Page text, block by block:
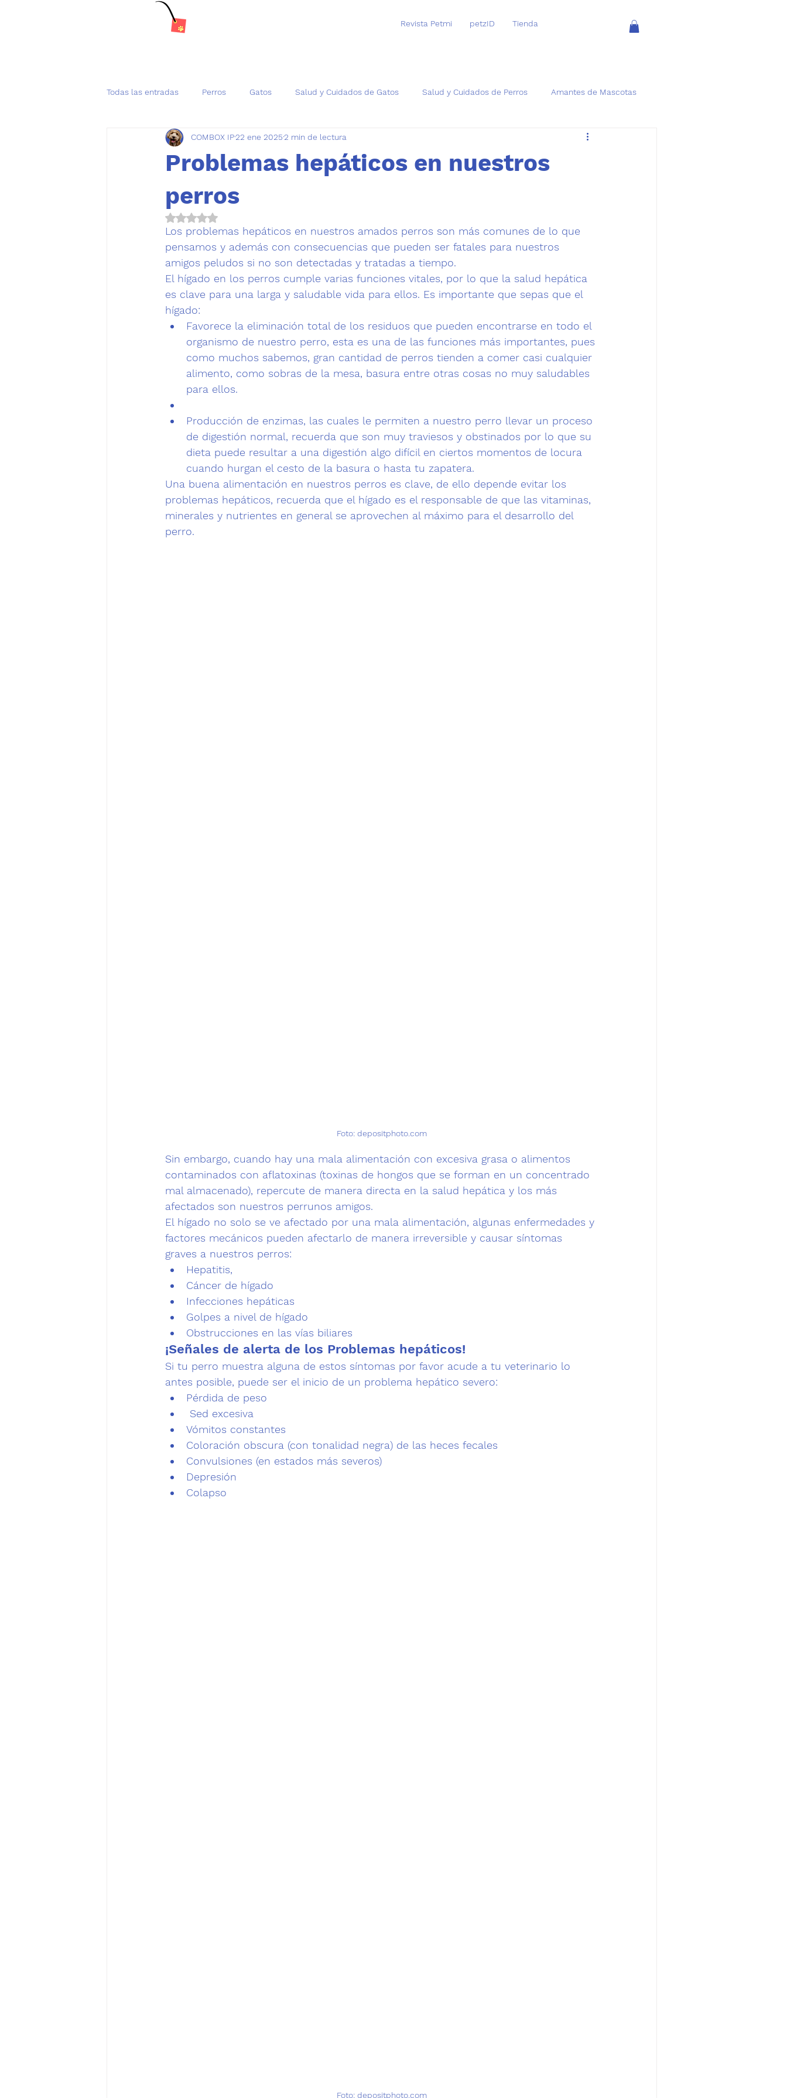
Revista Petmi petzID Tienda
Todas las entradas Perros Gatos Salud y Cuidados de Gatos Salud y Cuidados de Perros Amantes de Mascotas
Tenencia Responsable de mascotas
Problemas hepáticos en nuestros
perros
COMBOX IP22 ene 20252 min de lectura
Obtuvo NaN de 5 estrellas.
Los problemas hepáticos en nuestros amados perros son más comunes de lo que
pensamos y además con consecuencias que pueden ser fatales para nuestros
amigos peludos si no son detectadas y tratadas a tiempo.
El hígado en los perros cumple varias funciones vitales, por lo que la salud hepática
es clave para una larga y saludable vida para ellos. Es importante que sepas que el
hígado:
Favorece la eliminación total de los residuos que pueden encontrarse en todo el
organismo de nuestro perro, esta es una de las funciones más importantes, pues
como muchos sabemos, gran cantidad de perros tienden a comer casi cualquier
alimento, como sobras de la mesa, basura entre otras cosas no muy saludables
para ellos.
Producción de enzimas, las cuales le permiten a nuestro perro llevar un proceso
de digestión normal, recuerda que son muy traviesos y obstinados por lo que su
dieta puede resultar a una digestión algo difícil en ciertos momentos de locura
cuando hurgan el cesto de la basura o hasta tu zapatera.
Una buena alimentación en nuestros perros es clave, de ello depende evitar los
problemas hepáticos, recuerda que el hígado es el responsable de que las vitaminas,
minerales y nutrientes en general se aprovechen al máximo para el desarrollo del
perro.
Foto: depositphoto.com
Sin embargo, cuando hay una mala alimentación con excesiva grasa o alimentos
contaminados con aflatoxinas (toxinas de hongos que se forman en un concentrado
mal almacenado), repercute de manera directa en la salud hepática y los más
afectados son nuestros perrunos amigos.
El hígado no solo se ve afectado por una mala alimentación, algunas enfermedades y
factores mecánicos pueden afectarlo de manera irreversible y causar síntomas
graves a nuestros perros:
Hepatitis,
Cáncer de hígado
Infecciones hepáticas
Golpes a nivel de hígado
Obstrucciones en las vías biliares
¡Señales de alerta de los Problemas hepáticos!
Si tu perro muestra alguna de estos síntomas por favor acude a tu veterinario lo
antes posible, puede ser el inicio de un problema hepático severo:
Pérdida de peso
Sed excesiva
Vómitos constantes
Coloración obscura (con tonalidad negra) de las heces fecales
Convulsiones (en estados más severos)
Depresión
Colapso
Foto: depositphoto.com